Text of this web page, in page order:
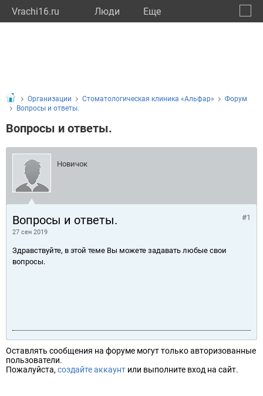
Vrachi16.ru Люди Eще
Организации Стоматологическая клиника «Альфар»
Форум
Вопросы и ответы.
Вопросы и ответы.
Новичок
Вопросы и ответы.
27 сен 2019
#1
Здравствуйте, в этой теме Вы можете задавать любые свои
вопросы.
Оставлять сообщения на форуме могут только авторизованные
пользователи.
Пожалуйста, создайте аккаунт или выполните вход на сайт.